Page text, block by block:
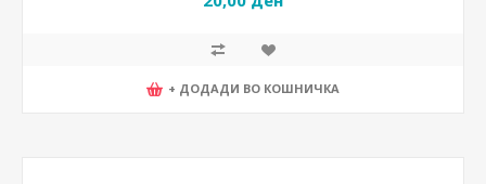
+ ДОДАДИ ВО КОШНИЧКА